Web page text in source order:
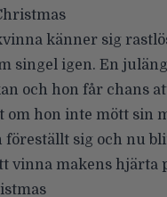
känner sig
singel igen. En
och hon får chans
om hon inte mött sin
föreställt sig och nu
vinna makens hjärta